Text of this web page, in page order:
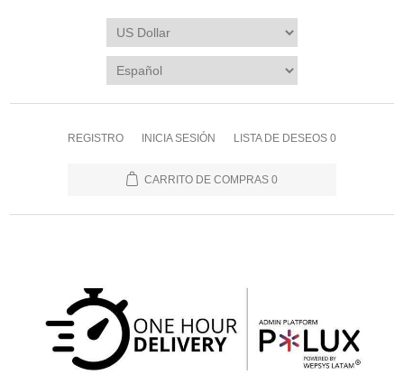
REGISTRO INICIA SESIÓN LISTA DE DESEOS 0
CARRITO DE COMPRAS 0